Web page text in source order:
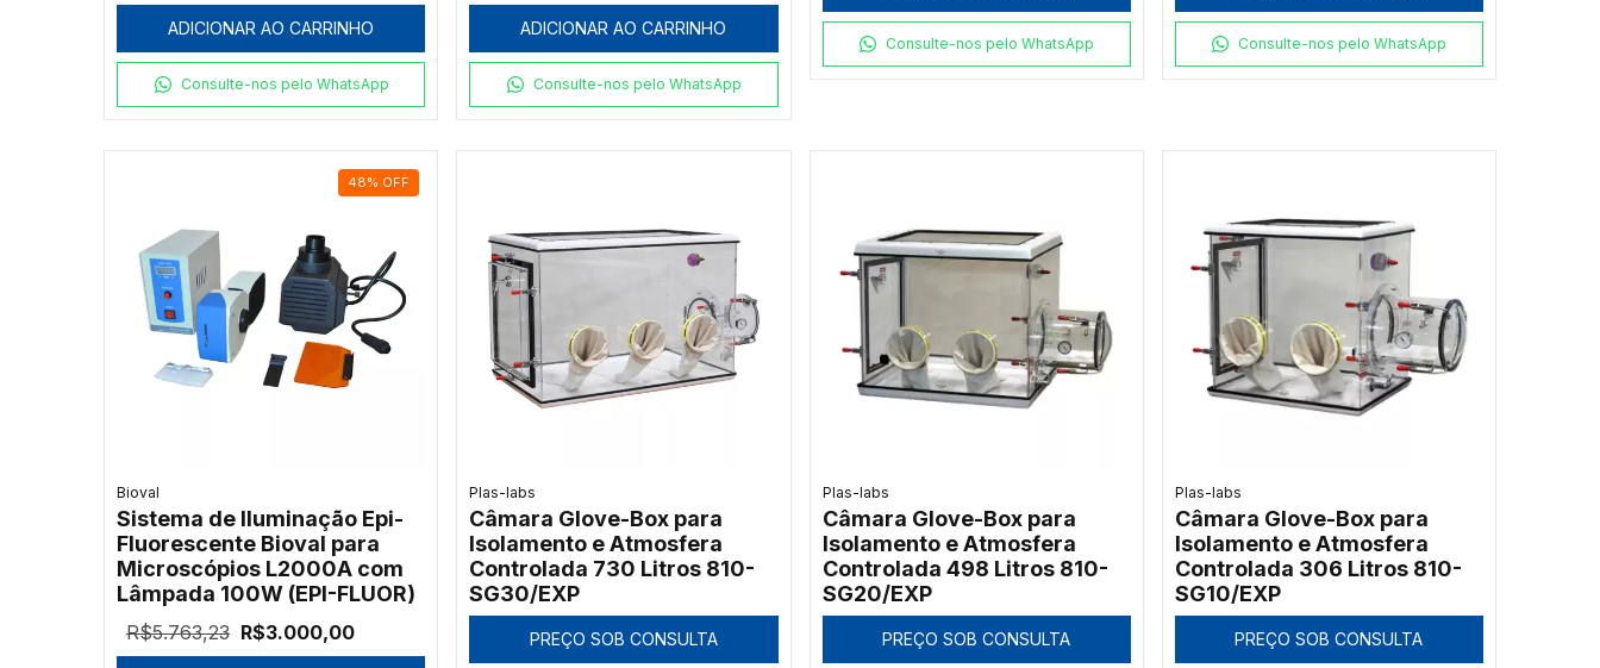
ADICIONAR AO CARRINHO
Consulte-nos pelo WhatsApp
ADICIONAR AO CARRINHO
Consulte-nos pelo WhatsApp
Consulte-nos pelo WhatsApp Consulte-nos pelo WhatsApp
48% OFF
Bioval
Sistema de Iluminação Epi-
Fluorescente Bioval para
Microscópios L2000A com
Lâmpada 100W (EPI-FLUOR)
R$5.763,23 R$3.000,00
Plas-labs
Câmara Glove-Box para
Isolamento e Atmosfera
Controlada 730 Litros 810-
SG30/EXP
PREÇO SOB CONSULTA
Plas-labs
Câmara Glove-Box para
Isolamento e Atmosfera
Controlada 498 Litros 810-
SG20/EXP
PREÇO SOB CONSULTA
Plas-labs
Câmara Glove-Box para
Isolamento e Atmosfera
Controlada 306 Litros 810-
SG10/EXP
PREÇO SOB CONSULTA